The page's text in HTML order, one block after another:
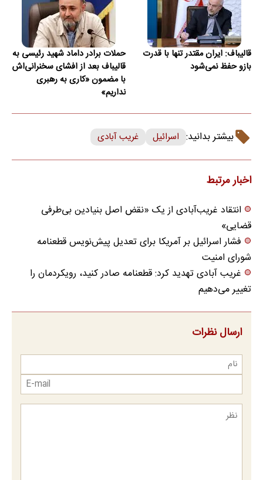
قالیباف: ایران مقتدر تنها با قدرت
بازو حفظ نمی‌شود
حملات برادر داماد شهید رئیسی به
قالیباف بعد از افشای سخنرانی‌اش
با مضمون «کاری به رهبری
نداریم»
بیشتر بدانید: اسرائیل غریب آبادی
اخبار مرتبط
انتقاد غریب‌آبادی از یک «نقض اصل بنیادین بی‌طرفی
قضایی»
فشار اسرائیل بر آمریکا برای تعدیل پیش‌نویس قطعنامه
شورای امنیت
غریب آبادی تهدید کرد: قطعنامه صادر کنید، رویکردمان را
تغییر می‌دهیم
ارسال نظرات